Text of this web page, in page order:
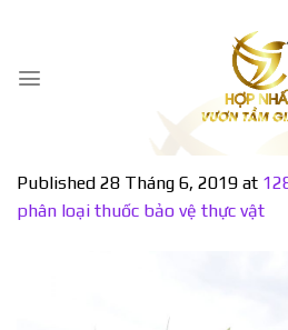
content
Published 28 Tháng 6, 2019 at
phân loại thuốc bảo vệ thực vật